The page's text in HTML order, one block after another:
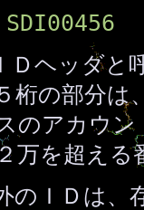
ヘッダと
桁の部分は
のアカウ
万を超える
ＩＤは、